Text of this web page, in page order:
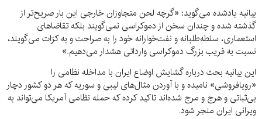
بیانیه یادشده می‌گوید: «گرچه لحن متجاوزان خارجی این بار صریح‌تر از
گذشته شده و چندان سخن از دموکراسی نمی‌گویند بلکه تقاضاهای
استعماری، سلطه‌طلبانه و نفت‌خوارانه‌ خود را به صراحت و به‌ کرّات می‌گویند،
نسبت به فریب بزرگ دموکراسی وارداتی هشدار می‌دهیم.»
این بیانیه بحث درباره گشایش اوضاع ایران با مداخله نظامی را
«رویافروشی» نامیده و با آوردن مثال‌های لیبی و سوریه که هر دو کشور دچار
بی‌ثباتی و هرج و مرج شده‌اند تاکید کرده‌ که حمله نظامی آمریکا می‌تواند به
ویرانی ایران منجر شود.